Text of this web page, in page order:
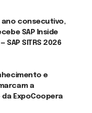
ano consecutivo,
SAP Inside
SAP SITRS 2026
e
a
ExpoCoopera